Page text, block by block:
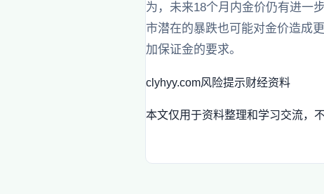
为，未来18个月内金价仍有进一
市潜在的暴跌也可能对金价造成
加保证金的要求。
clyhyy.com风险提示财经资料
本文仅用于资料整理和学习交流，